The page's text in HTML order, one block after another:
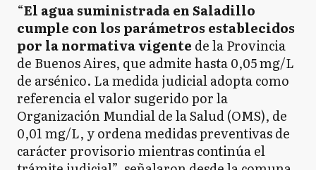
“El agua suministrada en Saladillo
cumple con los parámetros establecidos
por la normativa vigente de la Provincia
de Buenos Aires, que admite hasta 0,05 mg/L
de arsénico. La medida judicial adopta como
referencia el valor sugerido por la
Organización Mundial de la Salud (OMS), de
0,01 mg/L, y ordena medidas preventivas de
carácter provisorio mientras continúa el